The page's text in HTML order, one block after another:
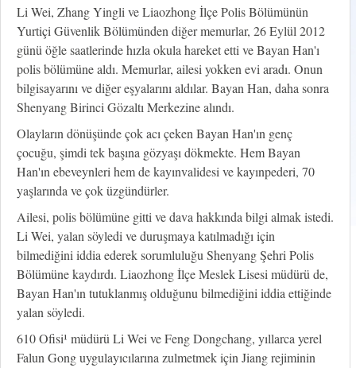
Li Wei, Zhang Yingli ve Liaozhong İlçe Polis Bölümünün
Yurtiçi Güvenlik Bölümünden diğer memurlar, 26 Eylül 2012
günü öğle saatlerinde hızla okula hareket etti ve Bayan Han'ı
polis bölümüne aldı. Memurlar, ailesi yokken evi aradı. Onun
bilgisayarını ve diğer eşyalarını aldılar. Bayan Han, daha sonra
Shenyang Birinci Gözaltı Merkezine alındı.
Olayların dönüşünde çok acı çeken Bayan Han'ın genç
çocuğu, şimdi tek başına gözyaşı dökmekte. Hem Bayan
Han'ın ebeveynleri hem de kayınvalidesi ve kayınpederi, 70
yaşlarında ve çok üzgündürler.
Ailesi, polis bölümüne gitti ve dava hakkında bilgi almak istedi.
Li Wei, yalan söyledi ve duruşmaya katılmadığı için
bilmediğini iddia ederek sorumluluğu Shenyang Şehri Polis
Bölümüne kaydırdı. Liaozhong İlçe Meslek Lisesi müdürü de,
Bayan Han'ın tutuklanmış olduğunu bilmediğini iddia ettiğinde
yalan söyledi.
610 Ofisi¹ müdürü Li Wei ve Feng Dongchang, yıllarca yerel
Falun Gong uygulayıcılarına zulmetmek için Jiang rejiminin